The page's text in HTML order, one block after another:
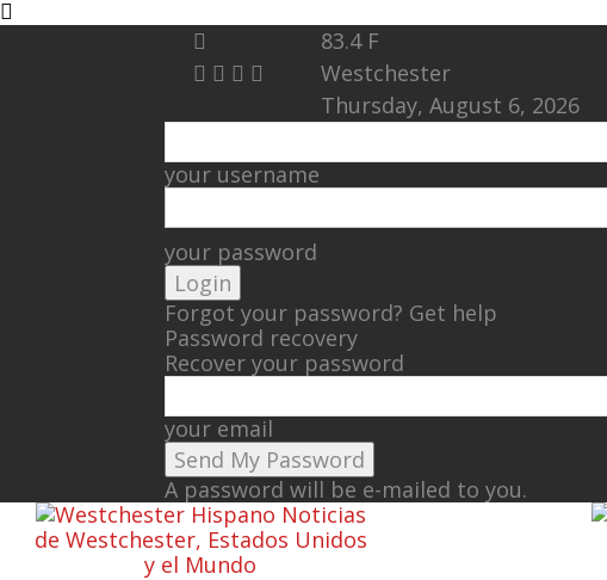
83.4 F
Westchester
Thursday, August 6, 2026
your username
your password
Forgot your password? Get help
Password recovery
Recover your password
your email
A password will be e-mailed to you.
Noticias
de Westchester, Estados Unidos
y el Mundo